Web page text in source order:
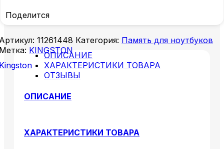
Поделится
11261448 Категория: Память для ноутбуков
KINGSTON
ОПИСАНИЕ
ХАРАКТЕРИСТИКИ ТОВАРА
ОТЗЫВЫ
ОПИСАНИЕ
ХАРАКТЕРИСТИКИ ТОВАРА